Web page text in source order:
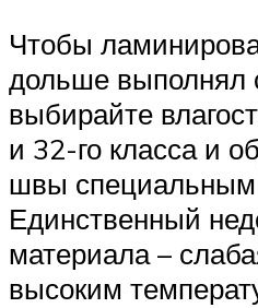
Чтобы
дольше выполнял
выбирайте
и 32-го класса и
швы специальным
Единственный
материала –
высоким